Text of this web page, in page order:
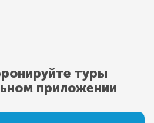
туры
приложении